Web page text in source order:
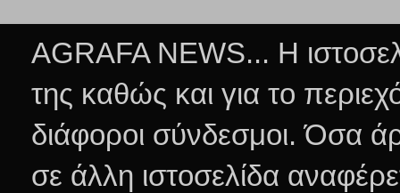
AGRAFA NEWS... Η
της καθώς και για το
διάφοροι σύνδεσμοι.Όσα
σε άλλη ιστοσελίδα